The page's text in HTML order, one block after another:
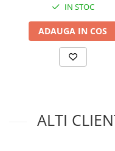
IN STOC
ADAUGA IN COS
ALTI